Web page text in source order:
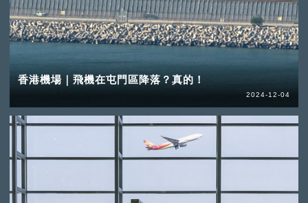
香港機場｜飛機在屯門區降落？真的！
2024-12-04